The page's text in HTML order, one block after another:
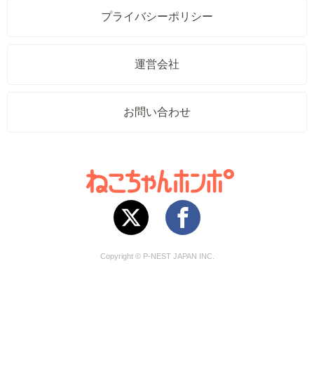
プライバシーポリシー
運営会社
お問い合わせ
Copyright © P-NEST JAPAN INC.